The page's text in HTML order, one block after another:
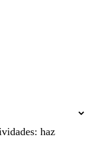
haz